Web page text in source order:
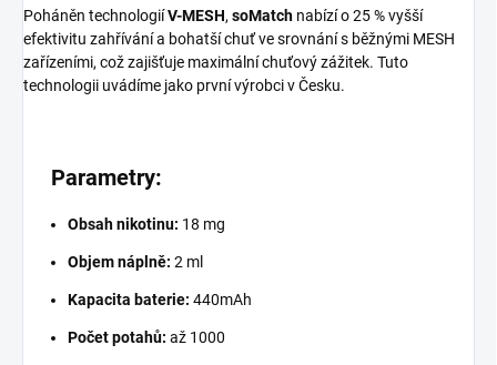
Poháněn technologiíV-MESH, soMatch nabízí o 25 % vyšší
efektivitu zahřívání a bohatší chuť ve srovnání s běžnými MESH
zařízeními, což zajišťuje maximální chuťový zážitek. Tuto
technologii uvádíme jako první výrobci v Česku.
Parametry:
Obsah nikotinu: 18 mg
Objem náplně: 2 ml
Kapacita baterie: 440mAh
Počet potahů: až 1000